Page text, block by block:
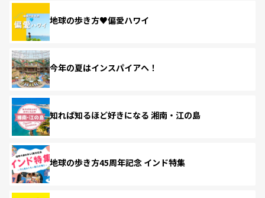
地球の歩き方♥偏愛ハワイ
今年の夏はインスパイアへ！
知れば知るほど好きになる 湘南・江の島
地球の歩き方45周年記念 インド特集